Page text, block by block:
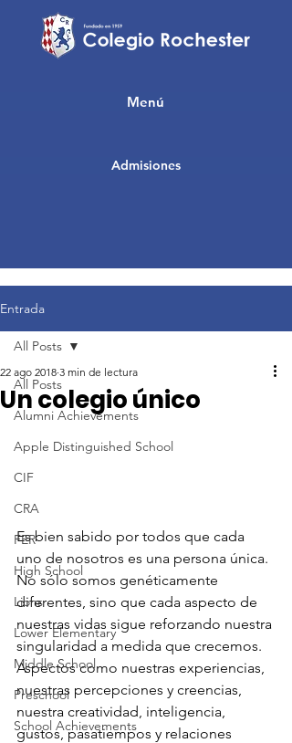
Admisiones
Menú
Entrada
All Posts
Alumni Achievements
Apple Distinguished School
CIF
CRA
FER
High School
Lions
Lower Elementary
Middle School
Preschool
School Achievements
All Posts
Un colegio único
22 ago 2018 3 min de lectura
Es bien sabido por todos que cada
uno de nosotros es una persona única.
No sólo somos genéticamente
diferentes, sino que cada aspecto de
nuestras vidas sigue reforzando nuestra
singularidad a medida que crecemos.
Aspectos como nuestras experiencias,
nuestras percepciones y creencias,
nuestra creatividad, inteligencia,
gustos, pasatiempos y relaciones